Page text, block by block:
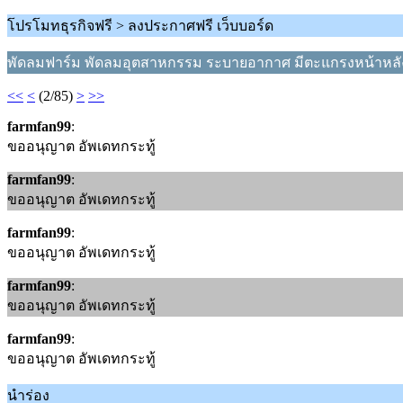
โปรโมทธุรกิจฟรี > ลงประกาศฟรี เว็บบอร์ด
พัดลมฟาร์ม พัดลมอุตสาหกรรม ระบายอากาศ มีตะแกรงหน้าหลั
<< < (2/85) > >>
farmfan99:
ขออนุญาต อัพเดทกระทู้
farmfan99:
ขออนุญาต อัพเดทกระทู้
farmfan99:
ขออนุญาต อัพเดทกระทู้
farmfan99:
ขออนุญาต อัพเดทกระทู้
farmfan99:
ขออนุญาต อัพเดทกระทู้
นำร่อง